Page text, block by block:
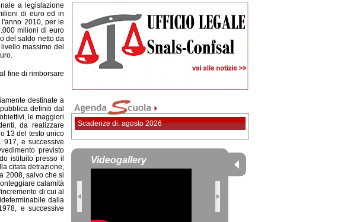
a legislazione
di euro ed in
2010, per le
milioni di euro
del saldo netto da
massimo del
fine di rimborsare
destinate a
definiti dal
le maggiori
da realizzare
13 del testo unico
e successive
previsto
istituito presso il
citata detrazione,
2008, salvo che si
calamità
di cui al
dalla
e successive
Scadenze di: agosto 2026
Videogallery